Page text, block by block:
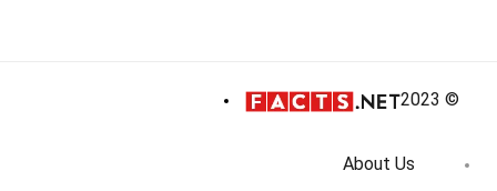
© 2023
About Us